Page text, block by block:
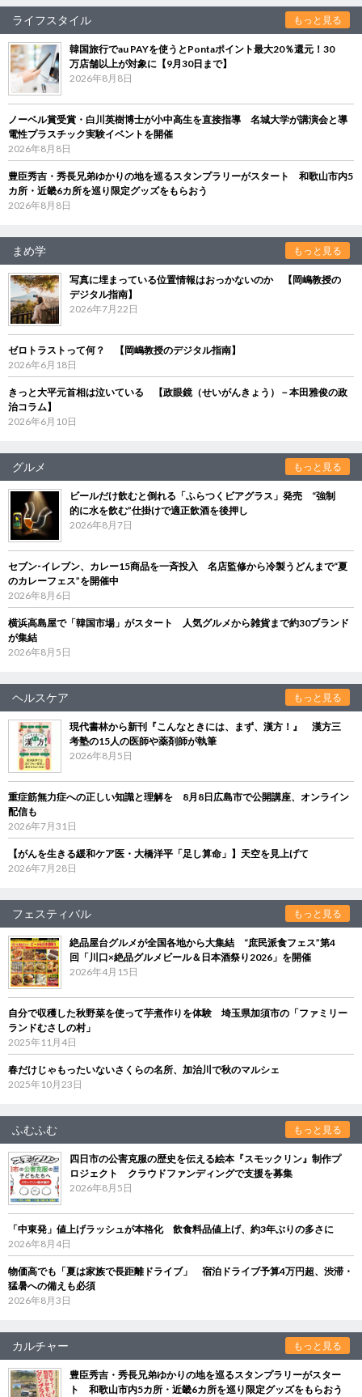
ライフスタイル もっと見る
韓国旅行でau PAYを使うとPontaポイント最大20％還元！30
万店舗以上が対象に【9月30日まで】
2026年8月8日
ノーベル賞受賞・白川英樹博士が小中高生を直接指導 名城大学が講演会と導
電性プラスチック実験イベントを開催
2026年8月8日
豊臣秀吉・秀長兄弟ゆかりの地を巡るスタンプラリーがスタート 和歌山市内5
カ所・近畿6カ所を巡り限定グッズをもらおう
2026年8月8日
まめ学 もっと見る
写真に埋まっている位置情報はおっかないのか 【岡嶋教授の
デジタル指南】
2026年7月22日
ゼロトラストって何？ 【岡嶋教授のデジタル指南】
2026年6月18日
きっと大平元首相は泣いている 【政眼鏡（せいがんきょう）－本田雅俊の政
治コラム】
2026年6月10日
グルメ もっと見る
ビールだけ飲むと倒れる「ふらつくビアグラス」発売 “強制
的に水を飲む”仕掛けで適正飲酒を後押し
2026年8月7日
セブン‐イレブン、カレー15商品を一斉投入 名店監修から冷製うどんまで“夏
のカレーフェス”を開催中
2026年8月6日
横浜高島屋で「韓国市場」がスタート 人気グルメから雑貨まで約30ブランド
が集結
2026年8月5日
ヘルスケア もっと見る
現代書林から新刊『こんなときには、まず、漢方！』 漢方三
考塾の15人の医師や薬剤師が執筆
2026年8月5日
重症筋無力症への正しい知識と理解を 8月8日広島市で公開講座、オンライン
配信も
2026年7月31日
【がんを生きる緩和ケア医・大橋洋平「足し算命」】天空を見上げて
2026年7月28日
フェスティバル もっと見る
絶品屋台グルメが全国各地から大集結 “庶民派食フェス”第4
回「川口×絶品グルメビール＆日本酒祭り2026」を開催
2026年4月15日
自分で収穫した秋野菜を使って芋煮作りを体験 埼玉県加須市の「ファミリー
ランドむさしの村」
2025年11月4日
春だけじゃもったいないさくらの名所、加治川で秋のマルシェ
2025年10月23日
ふむふむ もっと見る
四日市の公害克服の歴史を伝える絵本『スモックリン』制作プ
ロジェクト クラウドファンディングで支援を募集
2026年8月5日
「中東発」値上げラッシュが本格化 飲食料品値上げ、約3年ぶりの多さに
2026年8月4日
物価高でも「夏は家族で長距離ドライブ」 宿泊ドライブ予算4万円超、渋滞・
猛暑への備えも必須
2026年8月3日
カルチャー もっと見る
豊臣秀吉・秀長兄弟ゆかりの地を巡るスタンプラリーがスター
ト 和歌山市内5カ所・近畿6カ所を巡り限定グッズをもらおう